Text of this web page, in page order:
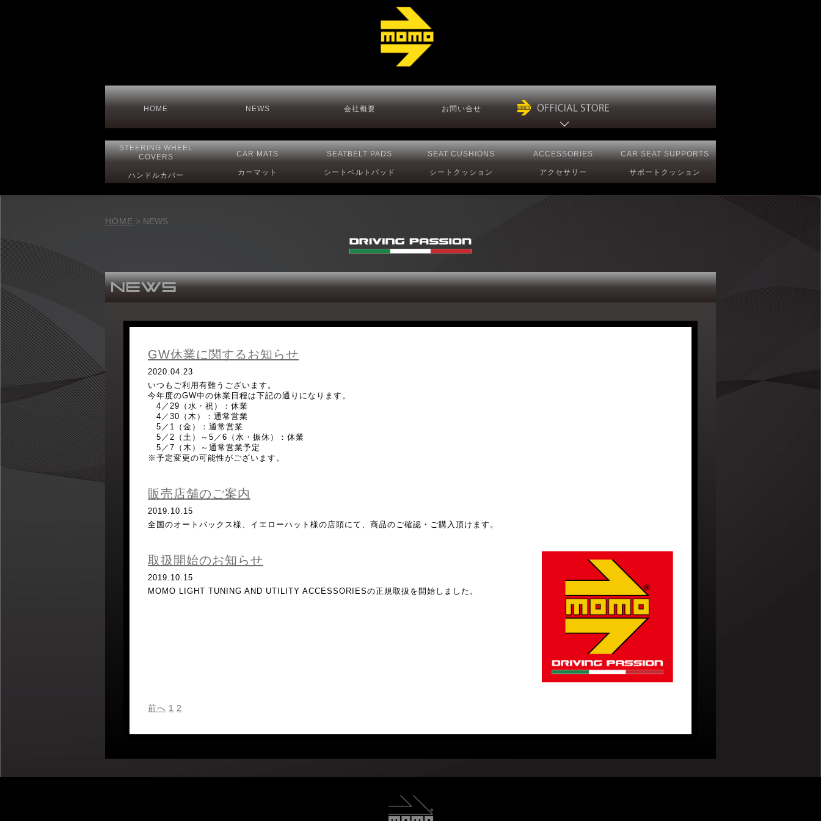
HOME NEWS 会社概要 お問い合せ
STEERINGWHEEL
COVERS
ハンドルカバー
CAR MATS
カーマット
SEATBELT PADS
シートベルトパッド
SEAT CUSHIONS
シートクッション
ACCESSORIES
アクセサリー
CAR SEATSUPPORTS
サポートクッション
HOME > NEWS
GW休業に関するお知らせ
2020.04.23
いつもご利用有難うございます。
今年度のGW中の休業日程は下記の通りになります。
4／29（水・祝）：休業
4／30（木）：通常営業
5／1（金）：通常営業
5／2（土）～5／6（水・振休）：休業
5／7（木）～通常営業予定
※予定変更の可能性がございます。
販売店舗のご案内
2019.10.15
全国のオートバックス様、イエローハット様の店頭にて、商品のご確認・ご購入頂けます。
取扱開始のお知らせ
2019.10.15
MOMO LIGHT TUNING AND UTILITY ACCESSORIESの正規取扱を開始しました。
前へ 1 2